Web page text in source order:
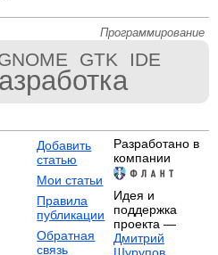
Программирование
GTK
IDE
Добавить
статью
Мои статьи
Правила
публикации
Обратная
связь
Разработано в
компании
Идея и
поддержка
проекта —
Дмитрий